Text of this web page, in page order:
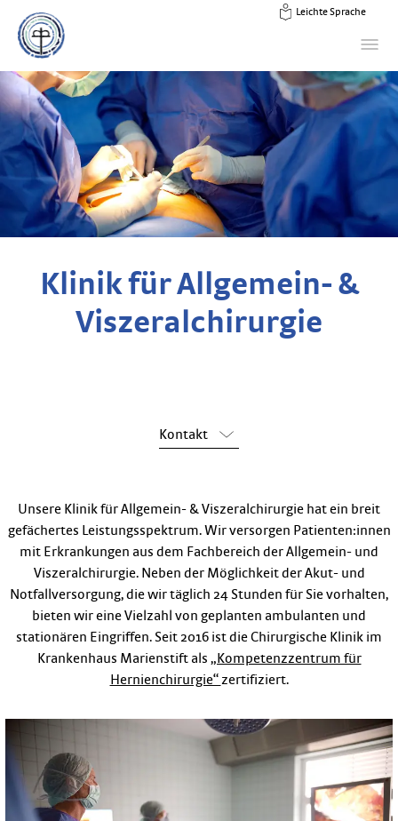
Leichte Sprache
Klinik für Allgemein- &
Viszeralchirurgie
Kontakt
Unsere Klinik für Allgemein- & Viszeralchirurgie hat ein breit
gefächertes Leistungsspektrum. Wir versorgen Patienten:innen
mit Erkrankungen aus dem Fachbereich der Allgemein- und
Viszeralchirurgie. Neben der Möglichkeit der Akut- und
Notfallversorgung, die wir täglich 24 Stunden für Sie vorhalten,
bieten wir eine Vielzahl von geplanten ambulanten und
stationären Eingriffen. Seit 2016 ist die Chirurgische Klinik im
Krankenhaus Marienstift als „Kompetenzzentrum für
Hernienchirurgie“ zertifiziert.